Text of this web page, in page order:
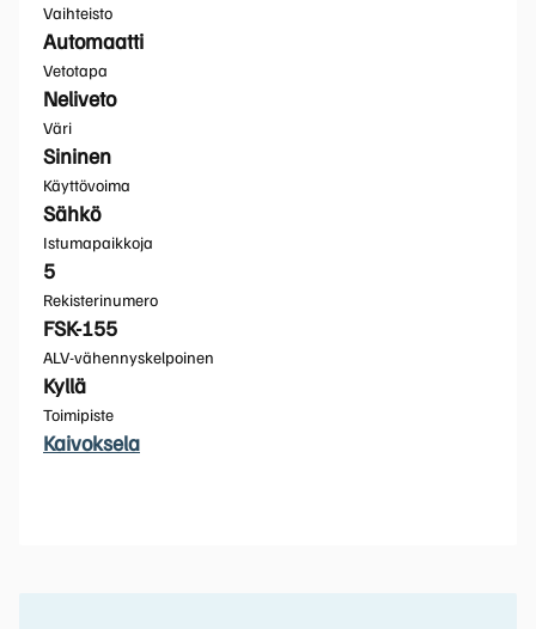
Vaihteisto
Automaatti
Vetotapa
Neliveto
Väri
Sininen
Käyttövoima
Sähkö
Istumapaikkoja
5
Rekisterinumero
FSK-155
ALV-vähennyskelpoinen
Kyllä
Toimipiste
Kaivoksela